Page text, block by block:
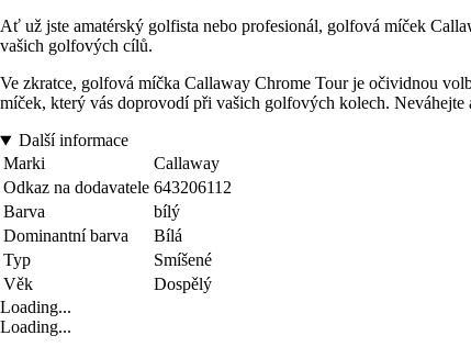
Ať už jste amatérský golfista nebo profesionál, golfová míček
vašich golfových cílů.
Ve zkratce, golfová míčka Callaway Chrome Tour je očividnou
míček, který vás doprovodí při vašich golfových kolech.
Další informace
Marki
Callaway
Odkaz na dodavatele 643206112
Barva
bílý
Dominantní barva
Bílá
Typ
Smíšené
Věk
Dospělý
Loading...
Loading...